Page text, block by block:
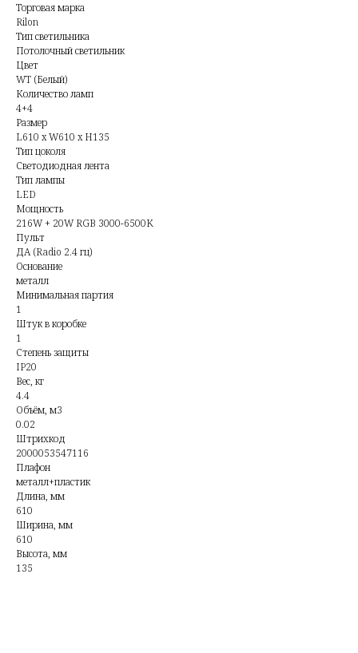
Торговая марка
Rilon
Тип светильника
Потолочный светильник
Цвет
WT (Белый)
Количество ламп
4+4
Размер
L610 x W610 x H135
Тип цоколя
Светодиодная лента
Тип лампы
LED
Мощность
216W + 20W RGB 3000-6500K
Пульт
ДА (Radio 2.4 гц)
Основание
металл
Минимальная партия
1
Штук в коробке
1
Степень защиты
IP20
Вес, кг
4.4
Объём, м3
0.02
Штрихкод
2000053547116
Плафон
металл+пластик
Длина, мм
610
Ширина, мм
610
Высота, мм
135